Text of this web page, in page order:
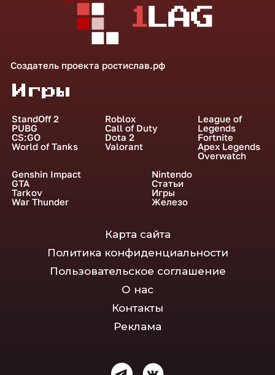
Создатель проекта ростислав.рф
Игры
StandOff 2
PUBG
CS:GO
World of Tanks
Roblox
Call of Duty
Dota 2
Valorant
League of
Legends
Fortnite
Apex Legends
Overwatch
Genshin Impact
GTA
Tarkov
War Thunder
Nintendo
Статьи
Игры
Железо
Карта сайта
Политика конфиденциальности
Пользовательское соглашение
О нас
Контакты
Реклама